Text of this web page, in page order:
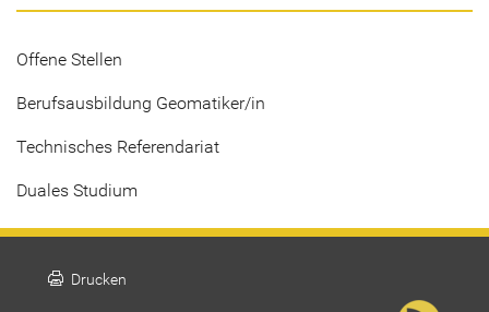
Offene Stellen
Berufsausbildung Geomatiker/in
Technisches Referendariat
Duales Studium
print Drucken